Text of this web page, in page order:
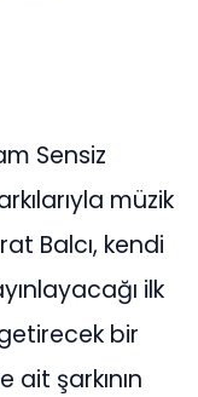
Sensiz
müzik
Balcı, kendi
ilk
bir
ait şarkının